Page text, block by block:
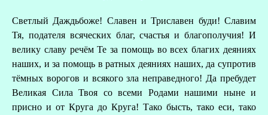
Светлый Даждьбоже! Славен и Триславен буди! Славим
Тя, подателя всяческих благ, счастья и благополучия! И
велику славу речём Те за помощь во всех благих деяниях
наших, и за помощь в ратных деяниях наших, да супротив
тёмных ворогов и всякого зла неправедного! Да пребудет
Великая Сила Твоя со всеми Родами нашими ныне и
присно и от Круга до Круга! Тако бысть, тако еси, тако